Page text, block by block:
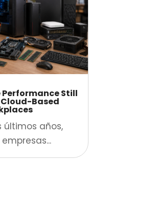
Still
Based
últimos años,